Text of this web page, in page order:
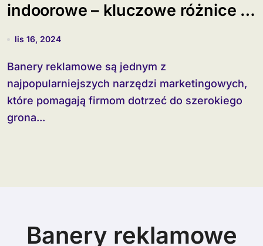
indoorowe – kluczowe różnice i
zastosowania
lis 16, 2024
Banery reklamowe są jednym z
najpopularniejszych narzędzi marketingowych,
które pomagają firmom dotrzeć do szerokiego
grona...
Banery reklamowe